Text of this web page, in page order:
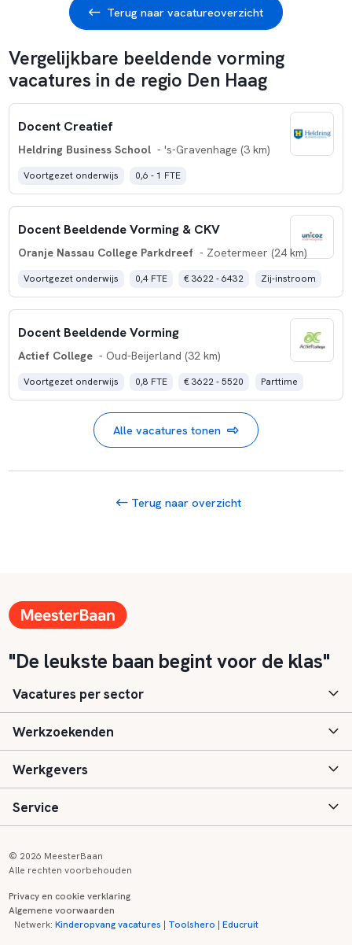
Terug naar vacatureoverzicht
Vergelijkbare beeldende vorming
vacatures in de regio Den Haag
Docent Creatief
Heldring Business School - 's-Gravenhage (3 km)
Voortgezet onderwijs 0,6 - 1 FTE
Docent Beeldende Vorming & CKV
Oranje Nassau College Parkdreef - Zoetermeer (24 km)
Voortgezet onderwijs 0,4 FTE € 3622 - 6432 Zij-instroom
Docent Beeldende Vorming
Actief College - Oud-Beijerland (32 km)
Voortgezet onderwijs 0,8 FTE € 3622 - 5520 Parttime
Alle vacatures tonen
Terug naar overzicht
"De leukste baan begint voor de klas"
Vacatures per sector
Basisonderwijs
Speciaal (basis) onderwijs
Voortgezet onderwijs
Kinderopvang
Werkzoekenden
Aanmelden
Vacatures
Zij-instroom informatie
Werkgevers
Inloggen
Registreren
Service
Onderwijs links
© 2026 MeesterBaan
Alle rechten voorbehouden
Privacy en cookie verklaring
Algemene voorwaarden
Netwerk:Kinderopvang vacatures | Toolshero |Educruit